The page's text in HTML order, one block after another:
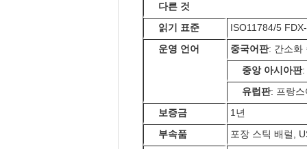
다른 것
읽기 표준
ISO11784/5
운영 언어
중국어판: 간소화
중앙 아시아판:
유럽판: 프랑
보증금
1년
부속품
포장 스틱 배럴,